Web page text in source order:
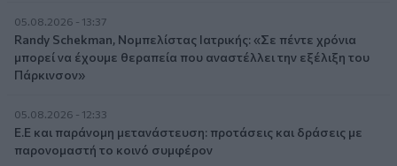
05.08.2026 - 13:37
Randy Schekman, Νομπελίστας Ιατρικής: «Σε πέντε χρόνια
μπορεί να έχουμε θεραπεία που αναστέλλει την εξέλιξη του
Πάρκινσον»
05.08.2026 - 12:33
Ε.Ε και παράνομη μετανάστευση: προτάσεις και δράσεις με
παρονομαστή το κοινό συμφέρον